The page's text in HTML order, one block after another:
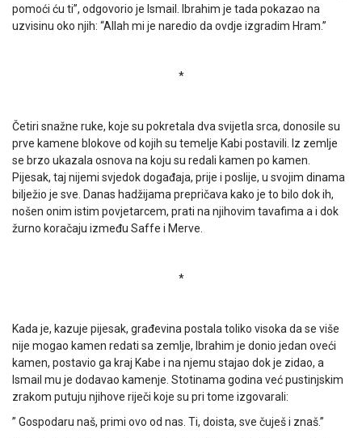
pomoći ću ti”, odgovorio je Ismail. Ibra­him je tada pokazao na
uzvisinu oko njih: “Allah mi je naredio da ovdje izgradim Hram.”
*
Četiri snažne ruke, koje su pokretala dva svijetla srca, donosile su
prve kamene blokove od kojih su temelje Kabi postavili. Iz zemlje
se brzo ukazala osnova na koju su redali kamen po kamen.
Pijesak, taj nijemi svjedok događaja, prije i poslije, u svojim dinama
bilježio je sve. Danas hadžijama prepričava kako je to bilo dok ih,
nošen onim istim povjetarcem, prati na njihovim tavafima a i dok
žurno koračaju između Saffe i Merve.
*
Kada je, kazuje pijesak, građevina postala toliko visoka da se više
nije mogao kamen redati sa zemlje, Ibrahim je donio jedan oveći
kamen, postavio ga kraj Kabe i na njemu stajao dok je zidao, a
Ismail mu je dodavao kamenje. Stotinama godina već pustinjskim
zrakom putuju njihove riječi koje su pri tome izgovarali:
” Gospodaru naš, primi ovo od nas. Ti, doista, sve čuješ i znaš.”